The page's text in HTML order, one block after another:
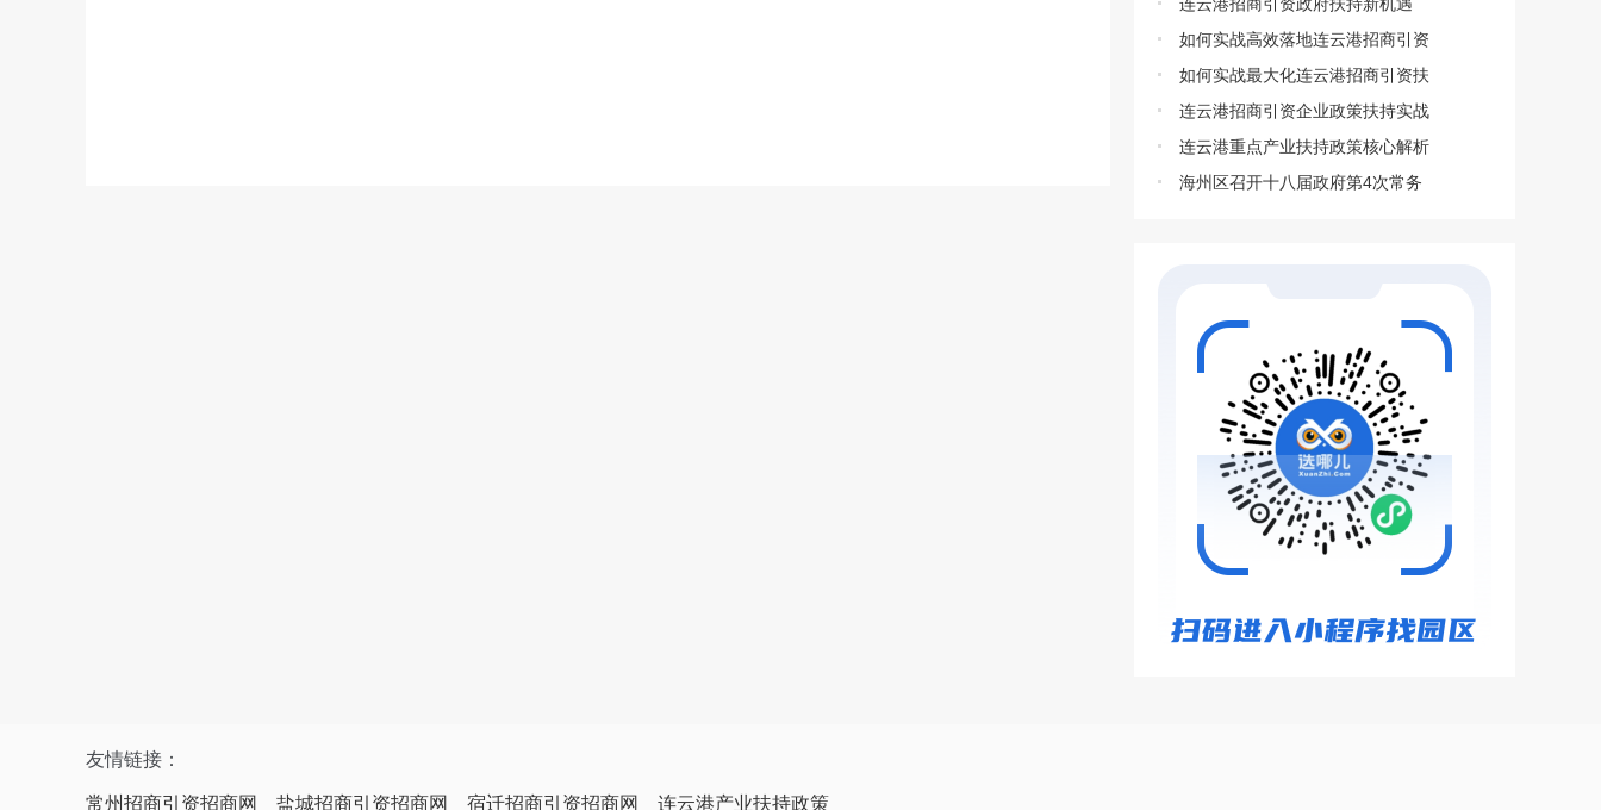
如何实战高效落地连云港招商引资
如何实战最大化连云港招商引资扶
连云港招商引资企业政策扶持实战
连云港重点产业扶持政策核心解析
海州区召开十八届政府第4次常务
友情链接：
常州招商引资招商网 盐城招商引资招商网 宿迁招商引资招商网 连云港产业扶持政策